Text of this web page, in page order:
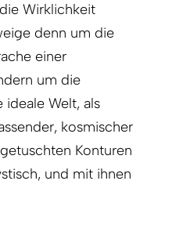
Wirklichkeit
denn um die
einer
um die
ideale Welt, als
kosmischer
Konturen
und mit ihnen